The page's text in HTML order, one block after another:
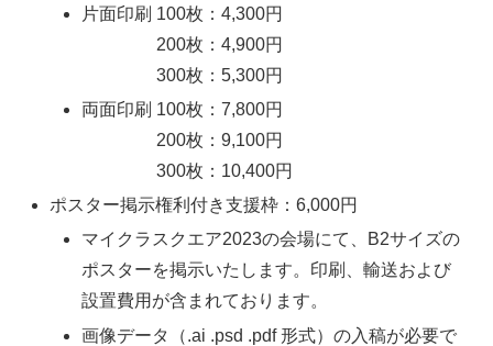
片面印刷 100枚：4,300円
200枚：4,900円
300枚：5,300円
両面印刷 100枚：7,800円
200枚：9,100円
300枚：10,400円
ポスター掲示権利付き支援枠：6,000円
マイクラスクエア2023の会場にて、B2サイズの
ポスターを掲示いたします。印刷、輸送および
設置費用が含まれております。
画像データ（.ai .psd .pdf 形式）の入稿が必要で